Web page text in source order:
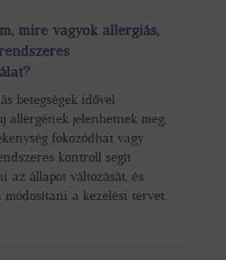
mire vagyok allergiás,
betegségek idővel
allergének jelenhetnek meg,
fokozódhat vagy
kontroll segít
az állapot változását, és
módosítani a kezelési tervet.